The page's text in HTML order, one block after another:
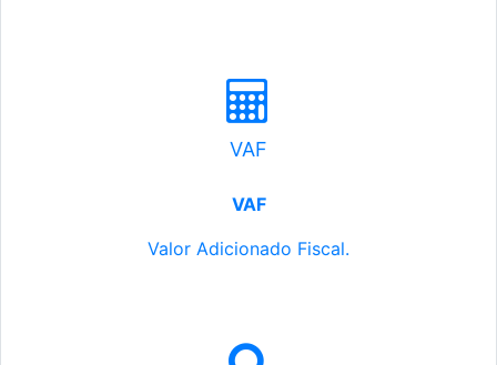
VAF
VAF
Valor Adicionado Fiscal.